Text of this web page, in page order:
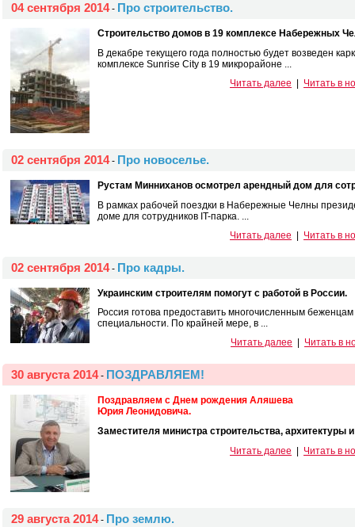
04 сентября 2014- Про строительство.
Строительство домов в 19 комплексе Набережных
В декабре текущего года полностью будет возведен
комплексе Sunrise City в 19 микрорайоне ...
Читать далее
Читать в
02 сентября 2014- Про новоселье.
Рустам Минниханов осмотрел арендный дом для
В рамках рабочей поездки в Набережные Челны
доме для сотрудников IT-парка. ...
Читать далее
Читать в
02 сентября 2014- Про кадры.
Украинским строителям помогут с работой в России.
Россия готова предоставить многочисленным
специальности. По крайней мере, в ...
Читать далее
Читать в
30 августа 2014- ПОЗДРАВЛЯЕМ!
Поздравляем с Днем рождения Аляшева
Юрия Леонидовича.
Заместителя министра строительства, архитектуры
Читать далее | Читать в
29 августа 2014- Про землю.